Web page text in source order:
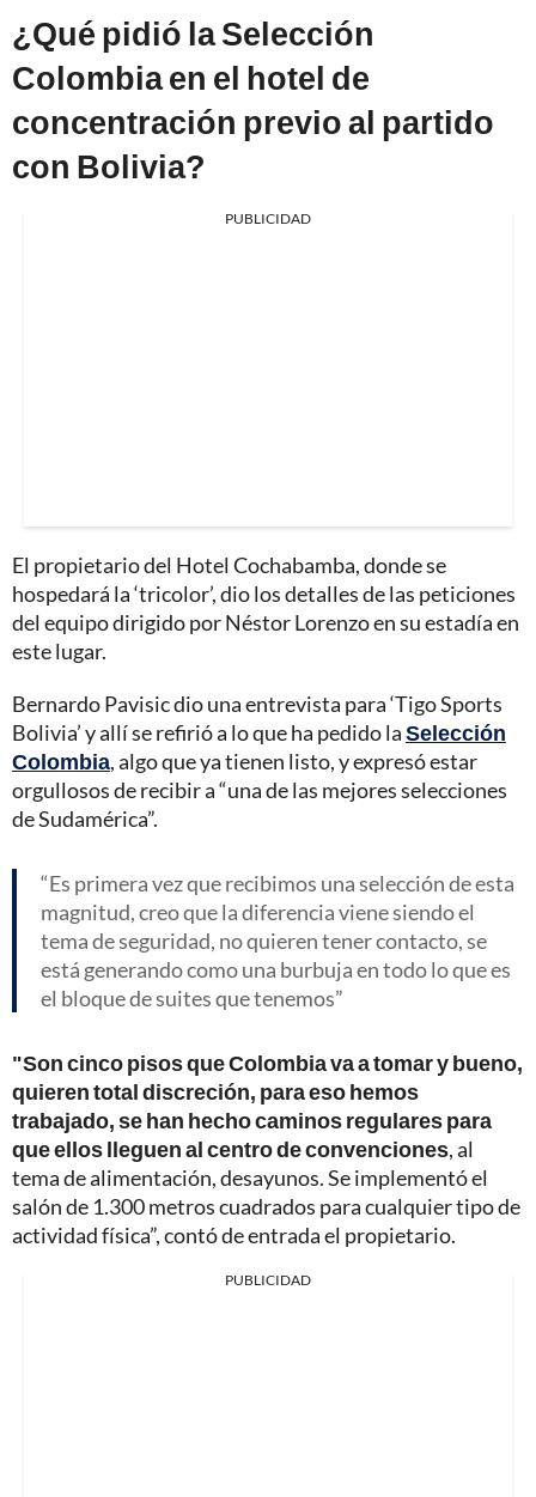
¿Qué pidió la Selección
Colombia en el hotel de
concentración previo al partido
con Bolivia?
PUBLICIDAD
El propietario del Hotel Cochabamba, donde se
hospedará la ‘tricolor’, dio los detalles de las peticiones
del equipo dirigido por Néstor Lorenzo en su estadía en
este lugar.
Bernardo Pavisic dio una entrevista para ‘Tigo Sports
Bolivia’ y allí se refirió a lo que ha pedido laSelección
Colombia, algo que ya tienen listo, y expresó estar
orgullosos de recibir a “una de las mejores selecciones
de Sudamérica”.
Es primera vez que recibimos una selección de esta
magnitud, creo que la diferencia viene siendo el
tema de seguridad, no quieren tener contacto, se
está generando como una burbuja en todo lo que es
el bloque de suites que tenemos
"Son cinco pisos que Colombia va a tomar y bueno,
quieren total discreción, para eso hemos
trabajado, se han hecho caminos regulares para
que ellos lleguen al centro de convenciones, al
tema de alimentación, desayunos. Se implementó el
salón de 1.300 metros cuadrados para cualquier tipo de
actividad física”, contó de entrada el propietario.
PUBLICIDAD